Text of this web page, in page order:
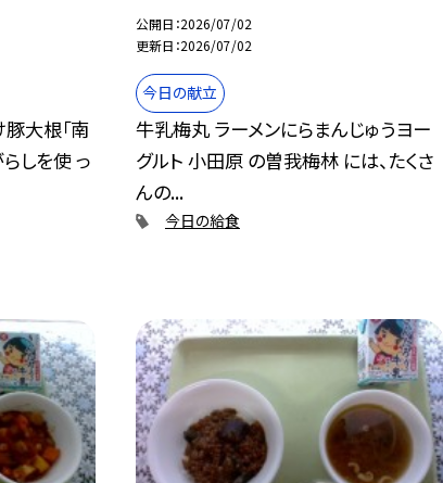
大根「南
しを使 っ
公開日 2026/07/02
更新日 2026/07/02
今日の献立
牛乳梅丸 ラーメンにらまんじゅうヨー
グルト 小田原 の曽我梅林 には、たくさ
んの...
今日の給食